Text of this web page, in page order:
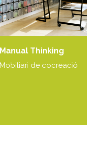
Manual Thinking
Mobiliari de cocreació